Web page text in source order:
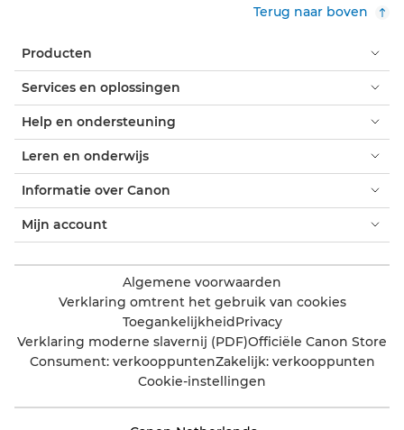
Terug naar boven
Producten
Services en oplossingen
Help en ondersteuning
Leren en onderwijs
Informatie over Canon
Mijn account
Algemene voorwaarden
Verklaring omtrent het gebruik van cookies
ToegankelijkheidPrivacy
Verklaring moderne slavernij (PDF)Officiële Canon Store
Consument: verkooppuntenZakelijk: verkooppunten
Cookie-instellingen